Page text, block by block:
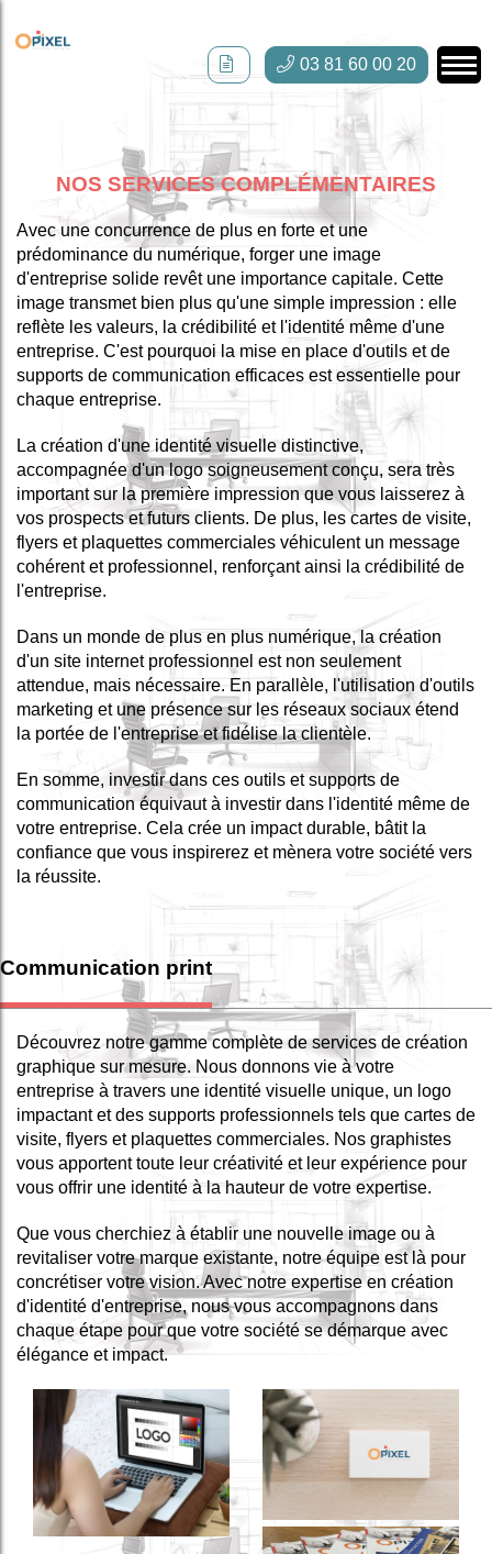
03 81 60 00 20
NOS SERVICES COMPLÉMENTAIRES
Avec une concurrence de plus en forte et une
prédominance du numérique, forger une image
d'entreprise solide revêt une importance capitale. Cette
image transmet bien plus qu'une simple impression : elle
reflète les valeurs, la crédibilité et l'identité même d'une
entreprise. C'est pourquoi la mise en place d'outils et de
supports de communication efficaces est essentielle pour
chaque entreprise.
La création d'une identité visuelle distinctive,
accompagnée d'un logo soigneusement conçu, sera très
important sur la première impression que vous laisserez à
vos prospects et futurs clients. De plus, les cartes de visite,
flyers et plaquettes commerciales véhiculent un message
cohérent et professionnel, renforçant ainsi la crédibilité de
l'entreprise.
Dans un monde de plus en plus numérique, la création
d'un site internet professionnel est non seulement
attendue, mais nécessaire. En parallèle, l'utilisation d'outils
marketing et une présence sur les réseaux sociaux étend
la portée de l'entreprise et fidélise la clientèle.
En somme, investir dans ces outils et supports de
communication équivaut à investir dans l'identité même de
votre entreprise. Cela crée un impact durable, bâtit la
confiance que vous inspirerez et mènera votre société vers
la réussite.
Communication print
Découvrez notre gamme complète de services de création
graphique sur mesure. Nous donnons vie à votre
entreprise à travers une identité visuelle unique, un logo
impactant et des supports professionnels tels que cartes de
visite, flyers et plaquettes commerciales. Nos graphistes
vous apportent toute leur créativité et leur expérience pour
vous offrir une identité à la hauteur de votre expertise.
Que vous cherchiez à établir une nouvelle image ou à
revitaliser votre marque existante, notre équipe est là pour
concrétiser votre vision. Avec notre expertise en création
d'identité d'entreprise, nous vous accompagnons dans
chaque étape pour que votre société se démarque avec
élégance et impact.